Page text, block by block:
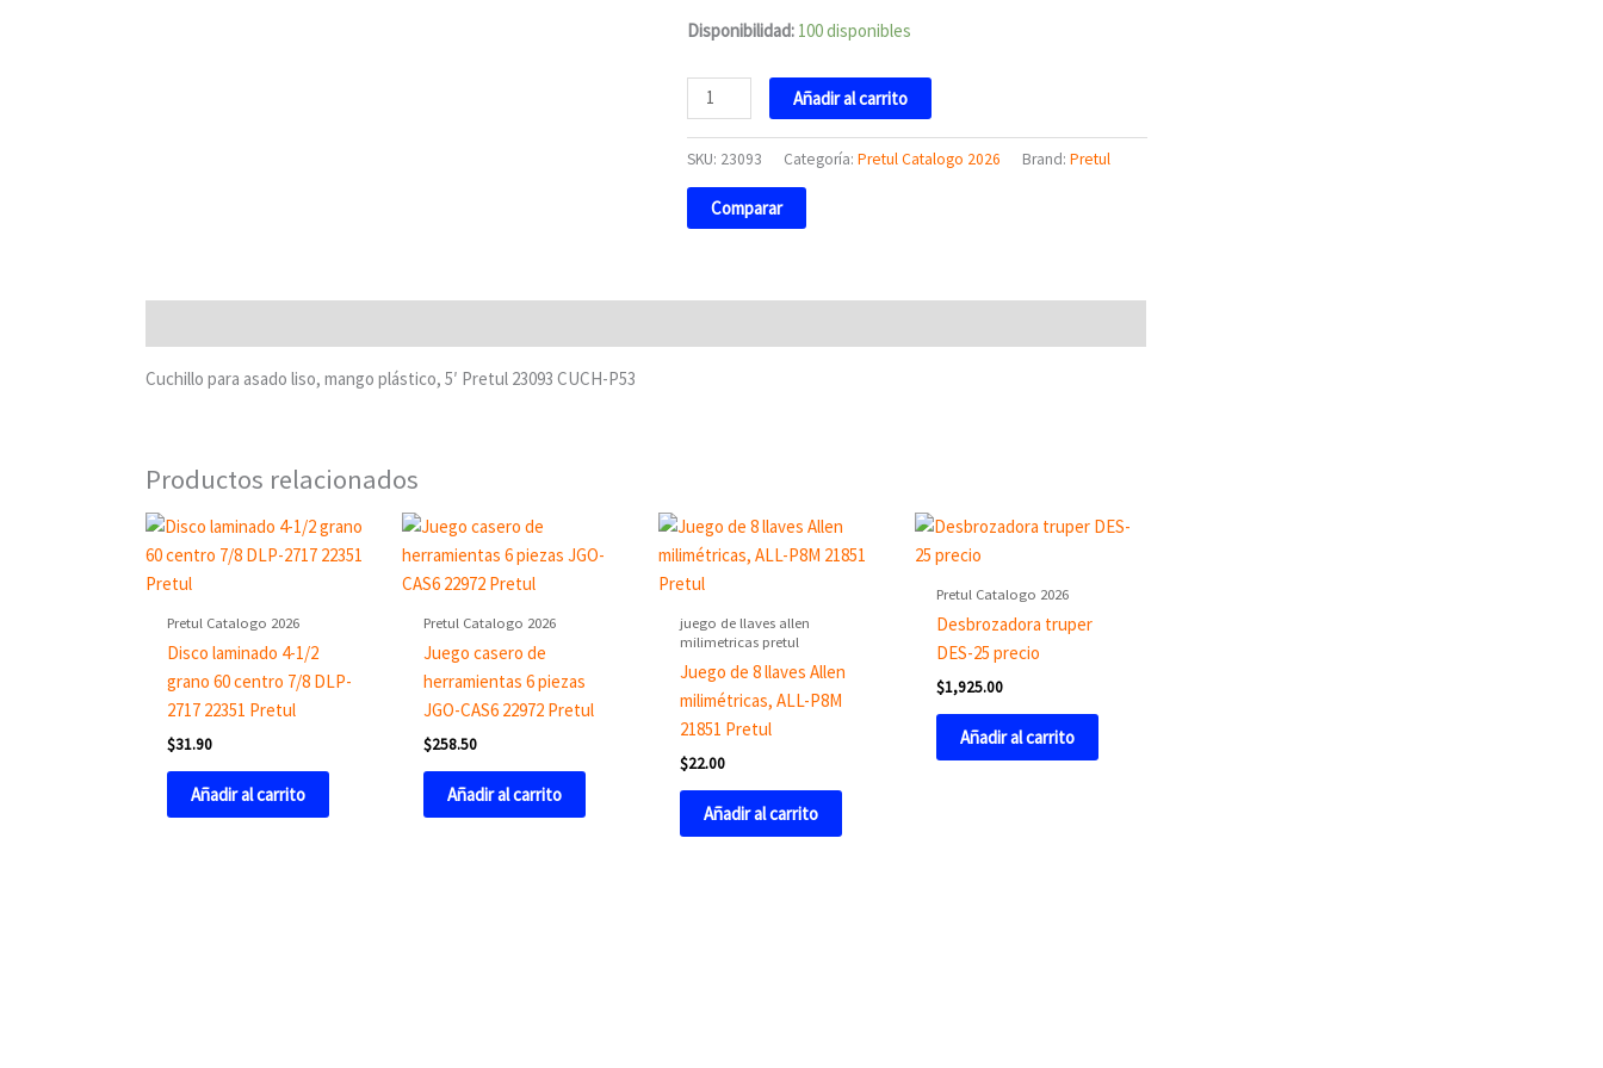
Disponibilidad: 100 disponibles
cantidad
Añadir al carrito
SKU: 23093 Categoría: Pretul Catalogo 2026 Brand: Pretul
Comparar
Cuchillo para asado liso, mango plástico, 5′ Pretul 23093 CUCH-P53
Productos relacionados
Pretul Catalogo 2026
Disco laminado 4-1/2
grano 60 centro 7/8 DLP-
2717 22351 Pretul
$31.90
Añadir al carrito
Pretul Catalogo 2026
Juego casero de
herramientas 6 piezas
JGO-CAS6 22972 Pretul
$258.50
Añadir al carrito
juego de llaves allen
milimetricas pretul
Juego de 8 llaves Allen
milimétricas, ALL-P8M
21851 Pretul
$22.00
Añadir al carrito
Pretul Catalogo 2026
Desbrozadora truper
DES-25 precio
$1,925.00
Añadir al carrito